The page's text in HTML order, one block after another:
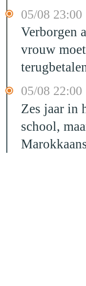
05/08 23:00
Verborgen
vrouw
05/08 22:00
Zes jaar in
school,